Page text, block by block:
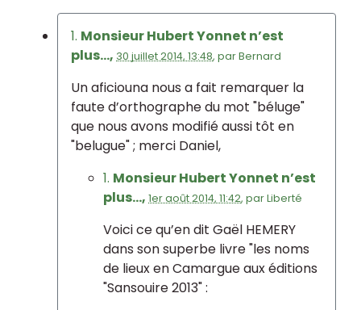
1. Monsieur Hubert Yonnet n’est
plus..., 30 juillet 2014, 13:48, parBernard
Un aficiouna nous a fait remarquer la
faute d’orthographe du mot "béluge"
que nous avons modifié aussi tôt en
"belugue" ; merci Daniel,
1. Monsieur Hubert Yonnet n’est
plus..., 1er août 2014, 11:42, parLiberté
Voici ce qu’en dit Gaël HEMERY
dans son superbe livre "les noms
de lieux en Camargue aux éditions
"Sansouire 2013" :